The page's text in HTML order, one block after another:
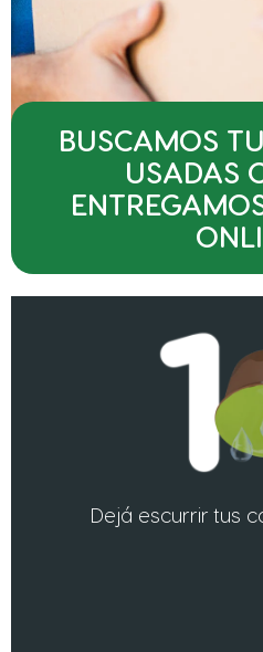
BUSCAMOS
USADAS
Dejá escurrir tus